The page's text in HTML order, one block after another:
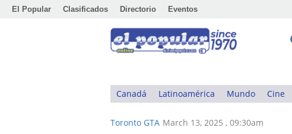
El Popular Clasificados Directorio Eventos
Canadá Latinoamérica Mundo Cine
Toronto GTA March 13, 2025 , 09:30am